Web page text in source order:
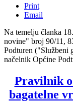
Print
Email
Na temelju članka
novine" broj 90/11,
Podturen ("Službeni
načelnik Općine
Pravilnik o
bagatelne